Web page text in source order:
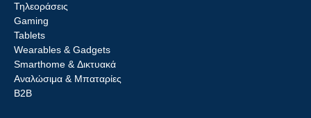
Τηλεοράσεις
Gaming
Tablets
Wearables & Gadgets
Smarthome & Δικτυακά
Aναλώσιμα & Μπαταρίες
Β2B